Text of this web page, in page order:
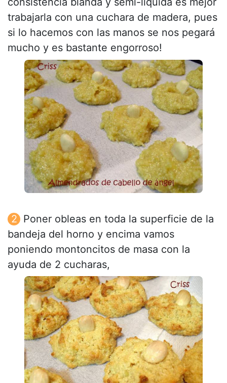
trabajarla con una cuchara de madera, pues
si lo hacemos con las manos se nos pegará
mucho y es bastante engorroso!
Poner obleas en toda la superficie de la
bandeja del horno y encima vamos
poniendo montoncitos de masa con la
ayuda de 2 cucharas,